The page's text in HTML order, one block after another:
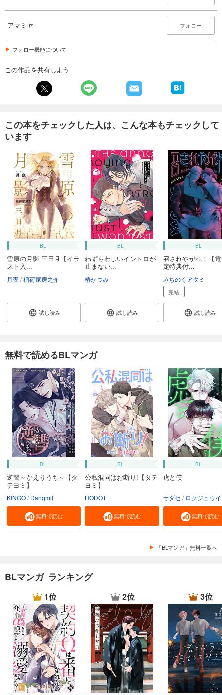
アマミヤ フォロー
フォロー機能について
この作品を共有しよう
この本をチェックした人は、こんな本もチェックして
います
BL
雪原の月影 三日月【イラ
スト入...
月夜 稲荷家房之介
試し読み
BL
わずらわしいイントロが
止まない...
椿かつみ
試し読み
BL
召されやがれ！【
定特典付...
みちのくアタミ
完結
試し読み
無料で読めるBLマンガ
BL
逆讐～かえりうち～【タ
テヨミ】
KINGO Dangmil
無料で読む
BL
公私混同はお断り!【タテ
ヨミ】
HODOT
無料で読む
BL
虎と僕
サダセ ロクジュウ
無料で読む
「BLマンガ」無料一覧へ
BLマンガ ランキング
1位 2位 3位